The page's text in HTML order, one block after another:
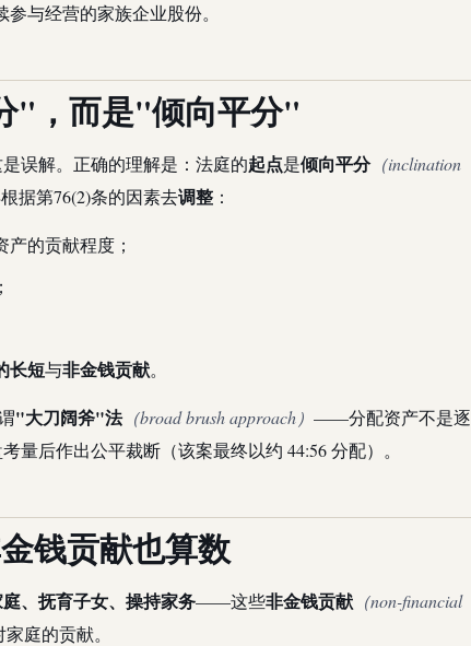
与经营的家族企业股份。
"，而是"倾向平分"
误解。正确的理解是：法庭的起点是倾向平分（inclination
根据第76(2)条的因素去调整 ：
的贡献程度；
长短与非金钱贡献。
"大刀阔斧"法（broad brush approach） ——分配资产不是逐
量后作出公平裁断（该案最终以约 44:56 分配）。
钱贡献也算数
、抚育子女、操持家务——这些非金钱贡献 （non-financial
庭的贡献。